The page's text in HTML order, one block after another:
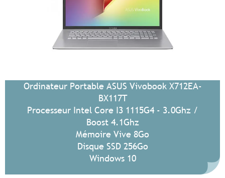
Ordinateur Portable ASUS Vivobook X712EA-
BX117T
Processeur Intel Core I3 1115G4 - 3.0Ghz /
Boost 4.1Ghz
Mémoire Vive 8Go
Disque SSD 256Go
Windows 10